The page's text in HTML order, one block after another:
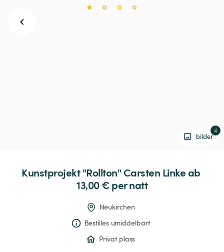
bilder
4
Kunstprojekt "Rollton" Carsten Linke ab
13,00 € per natt
Neukirchen
Bestilles umiddelbart
Privat plass